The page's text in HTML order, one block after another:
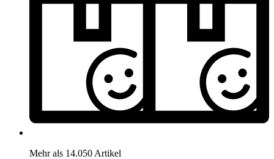
Mehr als 14.050 Artikel